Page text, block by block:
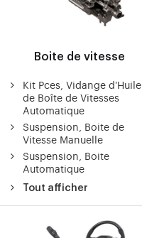
Boite de vitesse
Kit Pces, Vidange d'Huile
de Boîte de Vitesses
Automatique
Suspension, Boite de
Vitesse Manuelle
Suspension, Boite
Automatique
Tout afficher